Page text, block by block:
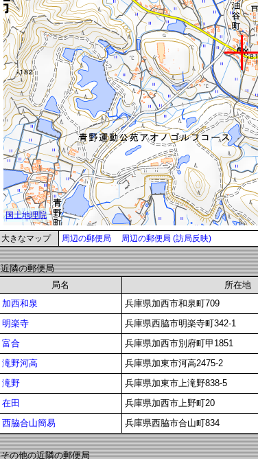
大きなマップ 周辺の郵便局 周辺の郵便局 (訪局反映)
近隣の郵便局
局名
所在地
加西和泉
兵庫県加西市和泉町709
明楽寺
兵庫県西脇市明楽寺町342-1
富合
兵庫県加西市別府町甲1851
滝野河高
兵庫県加東市河高2475-2
滝野
兵庫県加東市上滝野838-5
在田
兵庫県加西市上野町20
西脇合山簡易
兵庫県西脇市合山町834
その他の近隣の郵便局